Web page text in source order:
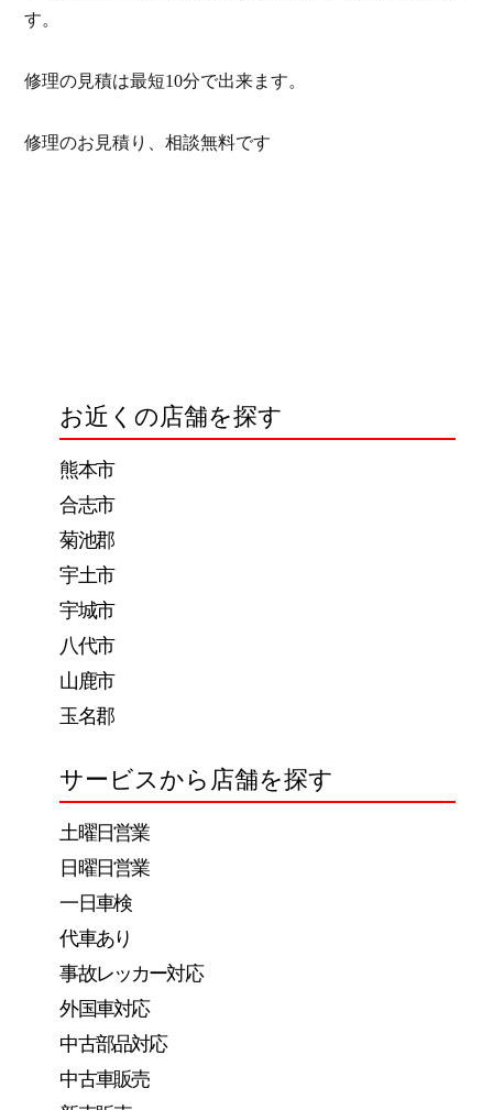
す。
修理の見積は最短10分で出来ます。
修理のお見積り、相談無料です
お近くの店舗を探す
熊本市
合志市
菊池郡
宇土市
宇城市
八代市
山鹿市
玉名郡
サービスから店舗を探す
土曜日営業
日曜日営業
一日車検
代車あり
事故レッカー対応
外国車対応
中古部品対応
中古車販売